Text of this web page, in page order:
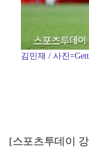
김민재 / 사진
[스포츠투데이